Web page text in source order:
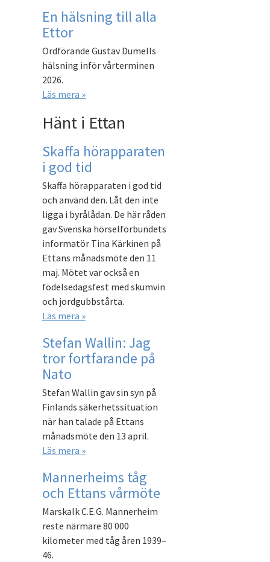
En hälsning till alla
Ettor
Ordförande Gustav Dumells
hälsning inför vårterminen
2026.
Läs mera »
Hänt i Ettan
Skaffa hörapparaten
i god tid
Skaffa hörapparaten i god tid
och använd den. Låt den inte
ligga i byrålådan. De här råden
gav Svenska hörselförbundets
informatör Tina Kärkinen på
Ettans månadsmöte den 11
maj. Mötet var också en
födelsedagsfest med skumvin
och jordgubbstårta.
Läs mera »
Stefan Wallin: Jag
tror fortfarande på
Nato
Stefan Wallin gav sin syn på
Finlands säkerhetssituation
när han talade på Ettans
månadsmöte den 13 april.
Läs mera »
Mannerheims tåg
och Ettans vårmöte
Marskalk C.E.G. Mannerheim
reste närmare 80 000
kilometer med tåg åren 1939–
46.